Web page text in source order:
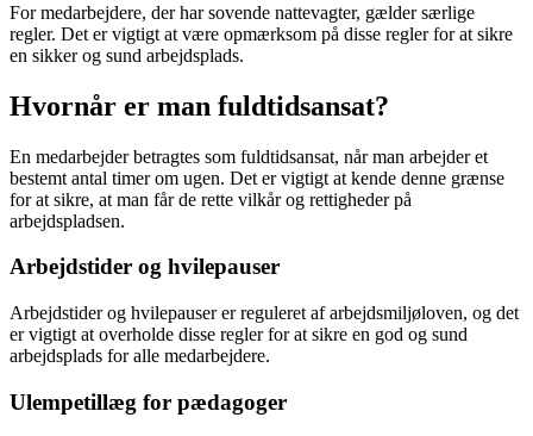
For medarbejdere, der har sovende nattevagter, gælder særlige
regler. Det er vigtigt at være opmærksom på disse regler for at sikre
en sikker og sund arbejdsplads.
Hvornår er man fuldtidsansat?
En medarbejder betragtes som fuldtidsansat, når man arbejder et
bestemt antal timer om ugen. Det er vigtigt at kende denne grænse
for at sikre, at man får de rette vilkår og rettigheder på
arbejdspladsen.
Arbejdstider og hvilepauser
Arbejdstider og hvilepauser er reguleret af arbejdsmiljøloven, og det
er vigtigt at overholde disse regler for at sikre en god og sund
arbejdsplads for alle medarbejdere.
Ulempetillæg for pædagoger